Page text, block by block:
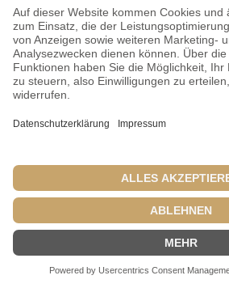
Links
Datenschutzerklärung
Impressum
Einzelnachweise / Quellen
Alle Rechte vorbehalten.